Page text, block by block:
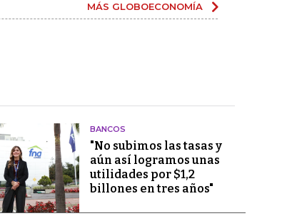
MÁS GLOBOECONOMÍA
BANCOS
"No subimos las tasas y
aún así logramos unas
utilidades por $1,2
billones en tres años"